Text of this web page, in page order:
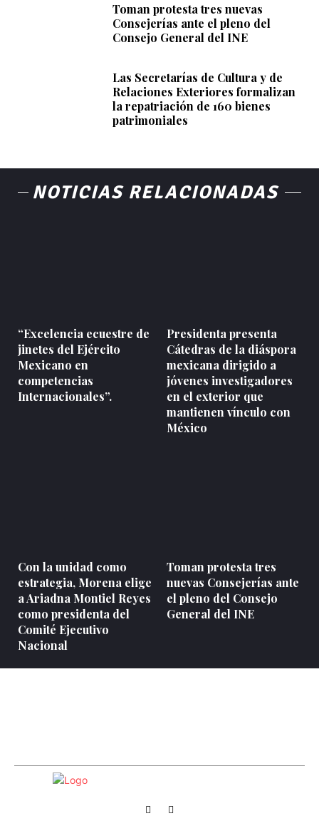
Toman protesta tres nuevas
Consejerías ante el pleno del
Consejo General del INE
Las Secretarías de Cultura y de
Relaciones Exteriores formalizan
la repatriación de 160 bienes
patrimoniales
NOTICIAS RELACIONADAS
“Excelencia ecuestre de
jinetes del Ejército
Mexicano en
competencias
Internacionales”.
Presidenta presenta
Cátedras de la diáspora
mexicana dirigido a
jóvenes investigadores
en el exterior que
mantienen vínculo con
México
Con la unidad como
estrategia, Morena elige
a Ariadna Montiel Reyes
como presidenta del
Comité Ejecutivo
Nacional
Toman protesta tres
nuevas Consejerías ante
el pleno del Consejo
General del INE